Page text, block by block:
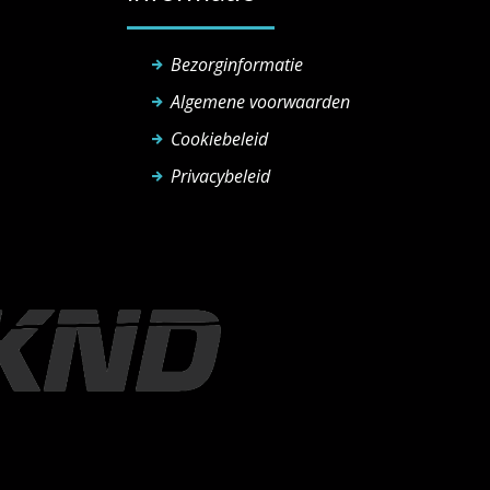
Bezorginformatie
Algemene voorwaarden
Cookiebeleid
Privacybeleid